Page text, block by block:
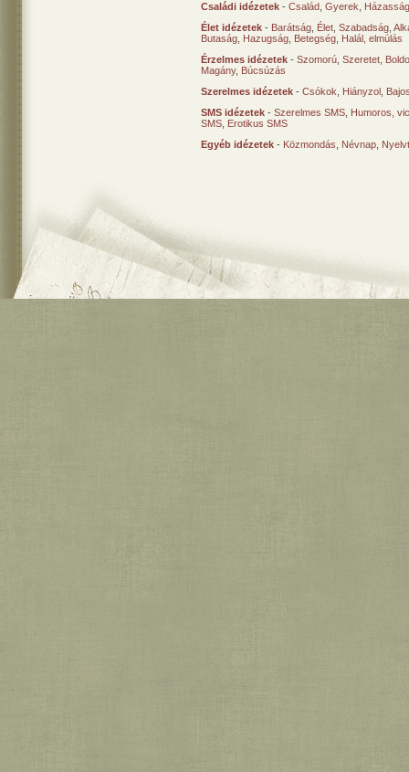
Családi idézetek - Család Gyerek
Élet idézetek - Barátság Élet Szabadság
Butaság Hazugság Betegség Halál, elmúlás
Érzelmes idézetek - Szomorú Szeretet
Magány, Búcsúzás
Szerelmes idézetek - Csókok Hiányzol
SMS idézetek - Szerelmes SMS Humoros,
SMS Erotikus SMS
Egyéb idézetek - Közmondás Névnap